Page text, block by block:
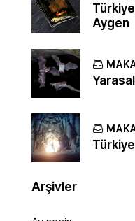
Aygen
Arşivler